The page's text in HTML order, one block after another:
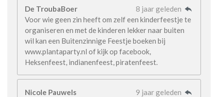
De TroubaBoer
8 jaar geleden
Voor wie geen zin heeft om zelf een kinderfeestje te
organiseren en met de kinderen lekker naar buiten
wil kan een Buitenzinnige Feestje boeken bij
www.plantaparty.nl of kijk op facebook,
Heksenfeest, indianenfeest, piratenfeest.
Nicole Pauwels
9 jaar geleden